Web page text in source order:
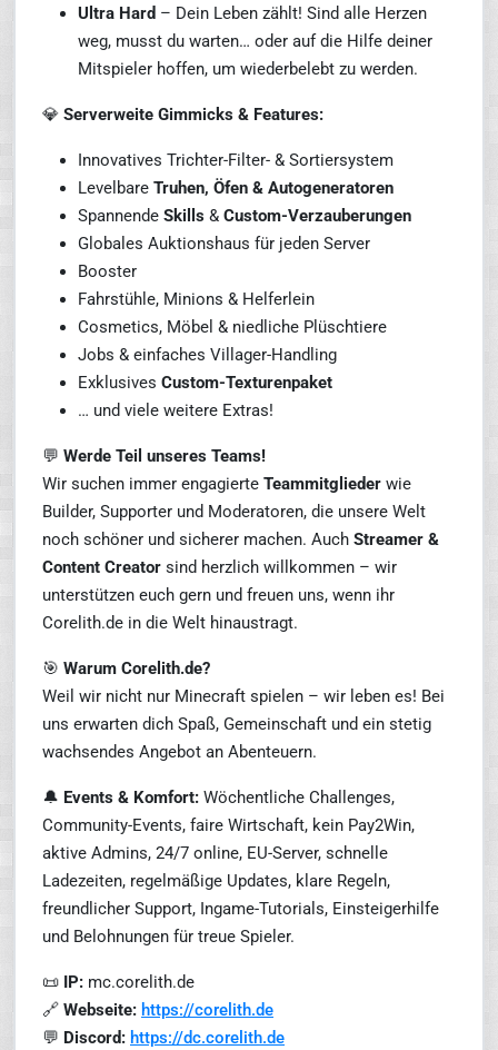
Ultra Hard – Dein Leben zählt! Sind alle Herzen
weg, musst du warten… oder auf die Hilfe deiner
Mitspieler hoffen, um wiederbelebt zu werden.
💎 Serverweite Gimmicks & Features:
Innovatives Trichter-Filter- & Sortiersystem
Levelbare Truhen, Öfen & Autogeneratoren
Spannende Skills & Custom-Verzauberungen
Globales Auktionshaus für jeden Server
Booster
Fahrstühle, Minions & Helferlein
Cosmetics, Möbel & niedliche Plüschtiere
Jobs & einfaches Villager-Handling
Exklusives Custom-Texturenpaket
… und viele weitere Extras!
💬 Werde Teil unseres Teams!
Wir suchen immer engagierte Teammitglieder wie
Builder, Supporter und Moderatoren, die unsere Welt
noch schöner und sicherer machen. Auch Streamer &
Content Creator sind herzlich willkommen – wir
unterstützen euch gern und freuen uns, wenn ihr
Corelith.de in die Welt hinaustragt.
🎯 Warum Corelith.de?
Weil wir nicht nur Minecraft spielen – wir leben es! Bei
uns erwarten dich Spaß, Gemeinschaft und ein stetig
wachsendes Angebot an Abenteuern.
🔔 Events & Komfort: Wöchentliche Challenges,
Community-Events, faire Wirtschaft, kein Pay2Win,
aktive Admins, 24/7 online, EU-Server, schnelle
Ladezeiten, regelmäßige Updates, klare Regeln,
freundlicher Support, Ingame-Tutorials, Einsteigerhilfe
und Belohnungen für treue Spieler.
📜 IP: mc.corelith.de
🔗 Webseite: https://corelith.de
💬 Discord: https://dc.corelith.de